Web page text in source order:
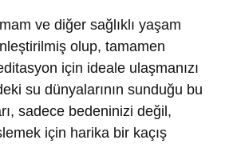
ve diğer sağlıklı yaşam
olup, tamamen
için ideale ulaşmanızı
su dünyalarının sunduğu bu
sadece bedeninizi değil,
için harika bir kaçış